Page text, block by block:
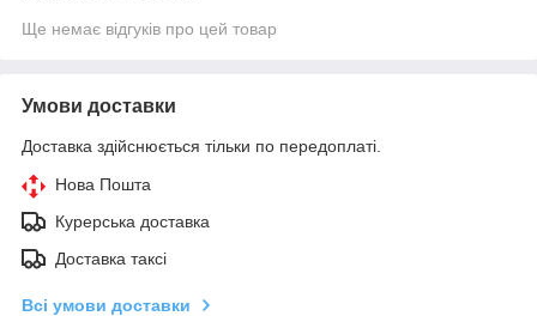
Ще немає відгуків про цей товар
Умови доставки
Доставка здійснюється тільки по передоплаті.
Нова Пошта
Курерська доставка
Доставка таксі
Всі умови доставки